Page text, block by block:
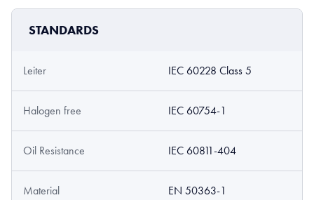
STANDARDS
Leiter IEC 60228 Class 5
Halogen free IEC 60754-1
Oil Resistance IEC 60811-404
Material EN 50363-1